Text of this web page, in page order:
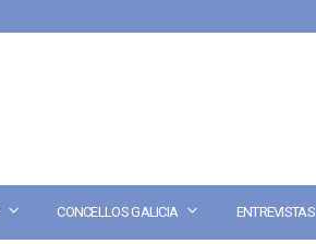
CONCELLOS GALICIA ENTREVISTAS